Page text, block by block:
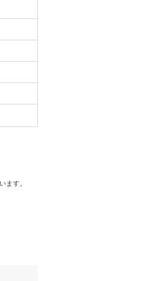
す。